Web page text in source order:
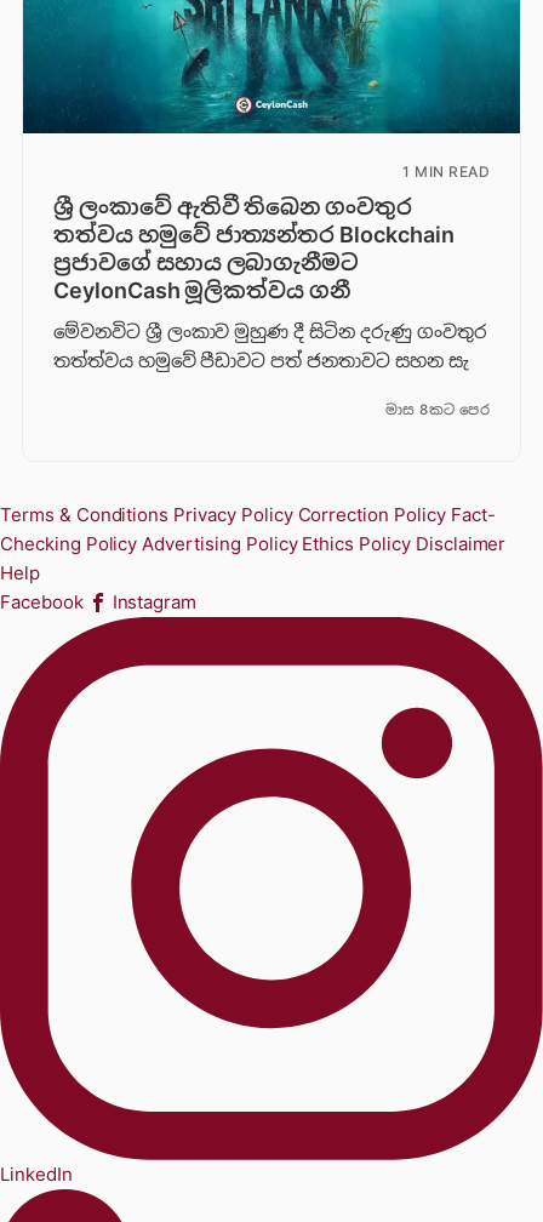
1 MIN READ
ශ්‍රී ලංකාවේ ඇතිවී තිබෙන ගංවතුර
තත්වය හමුවේ ජාත්‍යන්තර Blockchain
ප්‍රජාවගේ සහාය ලබාගැනීමට
CeylonCash මූලිකත්වය ග​නී
මේවනවිට ශ්‍රී ලංකාව මුහුණ දී සිටින දරුණු ගංවතුර
තත්ත්වය හමුවේ පීඩාවට පත් ජනතාවට සහන සැ
මාස 8කට පෙර
Terms & Conditions Privacy Policy Correction Policy Fact-
Checking Policy Advertising Policy Ethics Policy Disclaimer
Help
Facebook
Instagram
LinkedIn